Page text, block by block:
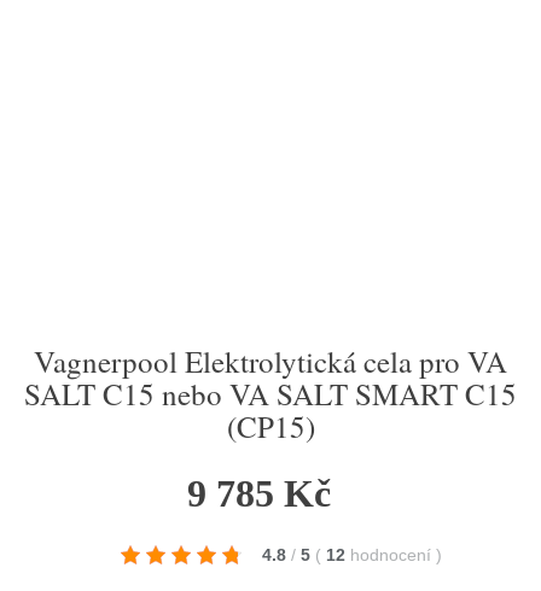
Vagnerpool Elektrolytická cela pro VA
SALT C15 nebo VA SALT SMART C15
(CP15)
9 785 Kč
4.8 / 5 ( 12 hodnocení )